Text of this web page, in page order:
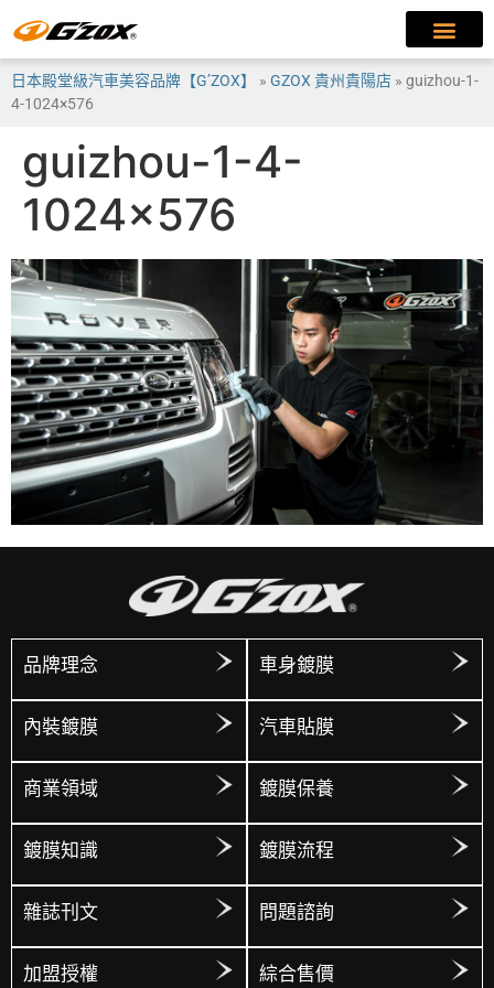
日本殿堂級汽車美容品牌【G’ZOX】 » GZOX 貴州貴陽店 » guizhou-1-
4-1024×576
guizhou-1-4-
1024×576
品牌理念 車身鍍膜
內裝鍍膜 汽車貼膜
商業領域 鍍膜保養
鍍膜知識 鍍膜流程
雜誌刊文 問題諮詢
加盟授權 綜合售價